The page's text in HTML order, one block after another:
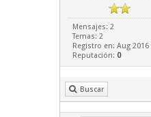
Mensajes: 2
Temas: 2
Registro en: Aug 2016
Reputación: 0
Buscar